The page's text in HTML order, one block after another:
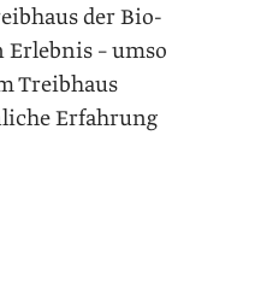
der Bio-
– umso
Treibhaus
Erfahrung